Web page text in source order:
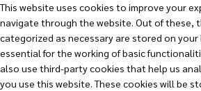
This website uses cookies to improve your
navigate through the website. Out of these,
categorized as necessary are stored on your
essential for the working of basic
also use third-party cookies that help us
you use this website. These cookies will be